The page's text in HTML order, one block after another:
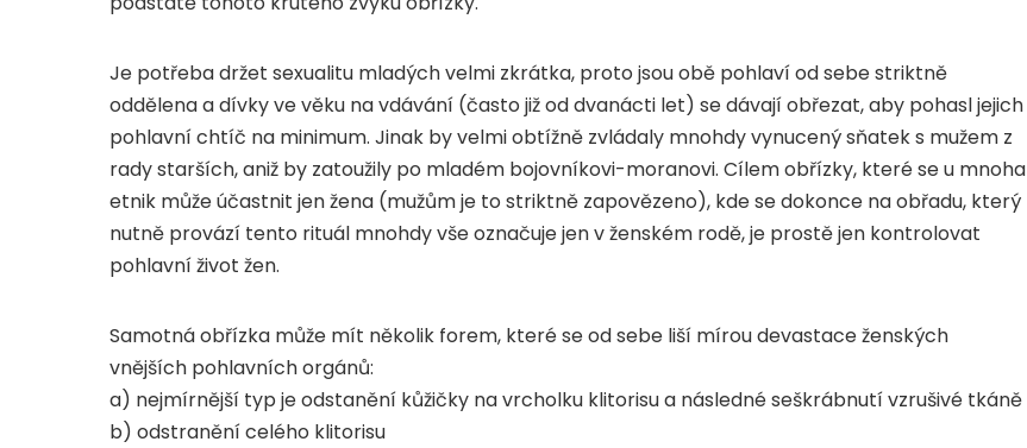
Je potřeba držet sexualitu mladých velmi zkrátka, proto jsou obě pohlaví od sebe striktně
oddělena a dívky ve věku na vdávání (často již od dvanácti let) se dávají obřezat, aby pohasl jejich
pohlavní chtíč na minimum. Jinak by velmi obtížně zvládaly mnohdy vynucený sňatek s mužem z
rady starších, aniž by zatoužily po mladém bojovníkovi-moranovi. Cílem obřízky, které se u mnoha
etnik může účastnit jen žena (mužům je to striktně zapovězeno), kde se dokonce na obřadu, který
nutně provází tento rituál mnohdy vše označuje jen v ženském rodě, je prostě jen kontrolovat
pohlavní život žen.
Samotná obřízka může mít několik forem, které se od sebe liší mírou devastace ženských
vnějších pohlavních orgánů:
a) nejmírnější typ je odstanění kůžičky na vrcholku klitorisu a následné seškrábnutí vzrušivé tkáně
b) odstranění celého klitorisu